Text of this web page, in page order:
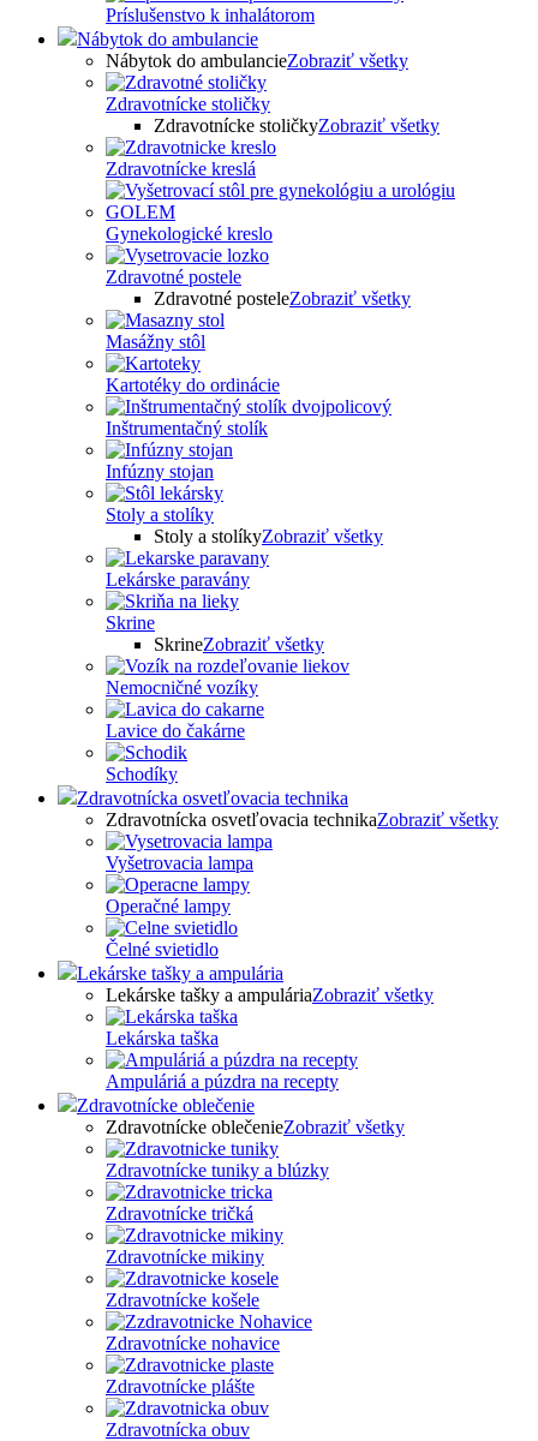
Príslušenstvo k inhalátorom
Nábytok do ambulancie
Nábytok do ambulancieZobraziť všetky
Zdravotnícke stoličky
Zdravotnícke stoličkyZobraziť všetky
Zdravotnícke kreslá
Gynekologické kreslo
Zdravotné postele
Zdravotné posteleZobraziť všetky
Masážny stôl
Kartotéky do ordinácie
Inštrumentačný stolík
Infúzny stojan
Stoly a stolíky
Stoly a stolíkyZobraziť všetky
Lekárske paravány
Skrine
SkrineZobraziť všetky
Nemocničné vozíky
Lavice do čakárne
Schodíky
Zdravotnícka osvetľovacia technika
Zdravotnícka osvetľovacia technikaZobraziť všetky
Vyšetrovacia lampa
Operačné lampy
Čelné svietidlo
Lekárske tašky a ampulária
Lekárske tašky a ampuláriaZobraziť všetky
Lekárska taška
Ampuláriá a púzdra na recepty
Zdravotnícke oblečenie
Zdravotnícke oblečenieZobraziť všetky
Zdravotnícke tuniky a blúzky
Zdravotnícke tričká
Zdravotnícke mikiny
Zdravotnícke košele
Zdravotnícke nohavice
Zdravotnícke plášte
Zdravotnícka obuv